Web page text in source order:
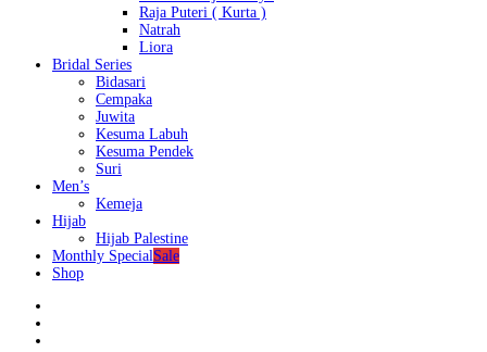
Raja Puteri ( Kurta )
Natrah
Liora
Bridal Series
Bidasari
Cempaka
Juwita
Kesuma Labuh
Kesuma Pendek
Suri
Men’s
Kemeja
Hijab
Hijab Palestine
Monthly SpecialSale
Shop